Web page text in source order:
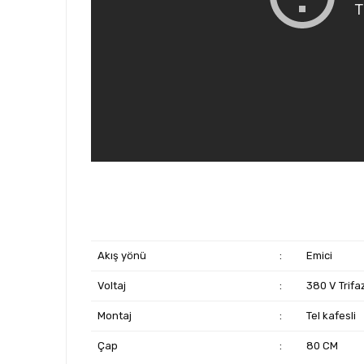
Akış yönü : Emici
Voltaj : 380 V
Montaj : Tel kafesli
Çap : 80 CM